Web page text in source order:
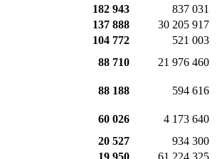
182 943
837 031
137 888
30 205 917
104 772
521 003
88 710 21 976 460
88 188 594 616
60 026
4 173 640
20 527
934 300
19 950
61 224 325